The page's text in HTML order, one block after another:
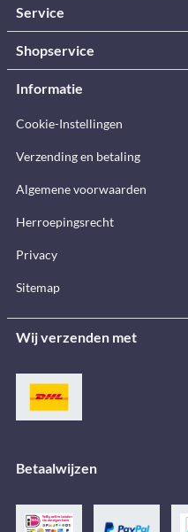
Service
Shopservice
Informatie
Cookie-Instellingen
Verzending en betaling
Algemene voorwaarden
Herroepingsrecht
Privacy
Sitemap
Wij verzenden met
Betaalwijzen